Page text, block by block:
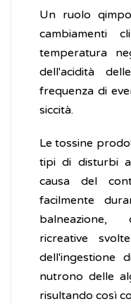
Un ruolo
cambiamenti
temperatura
dell'acidità
frequenza di
siccità.
Le tossine
tipi di disturbi
causa del
facilmente
balneazione,
ricreative
dell'ingestione
nutrono delle
risultando così